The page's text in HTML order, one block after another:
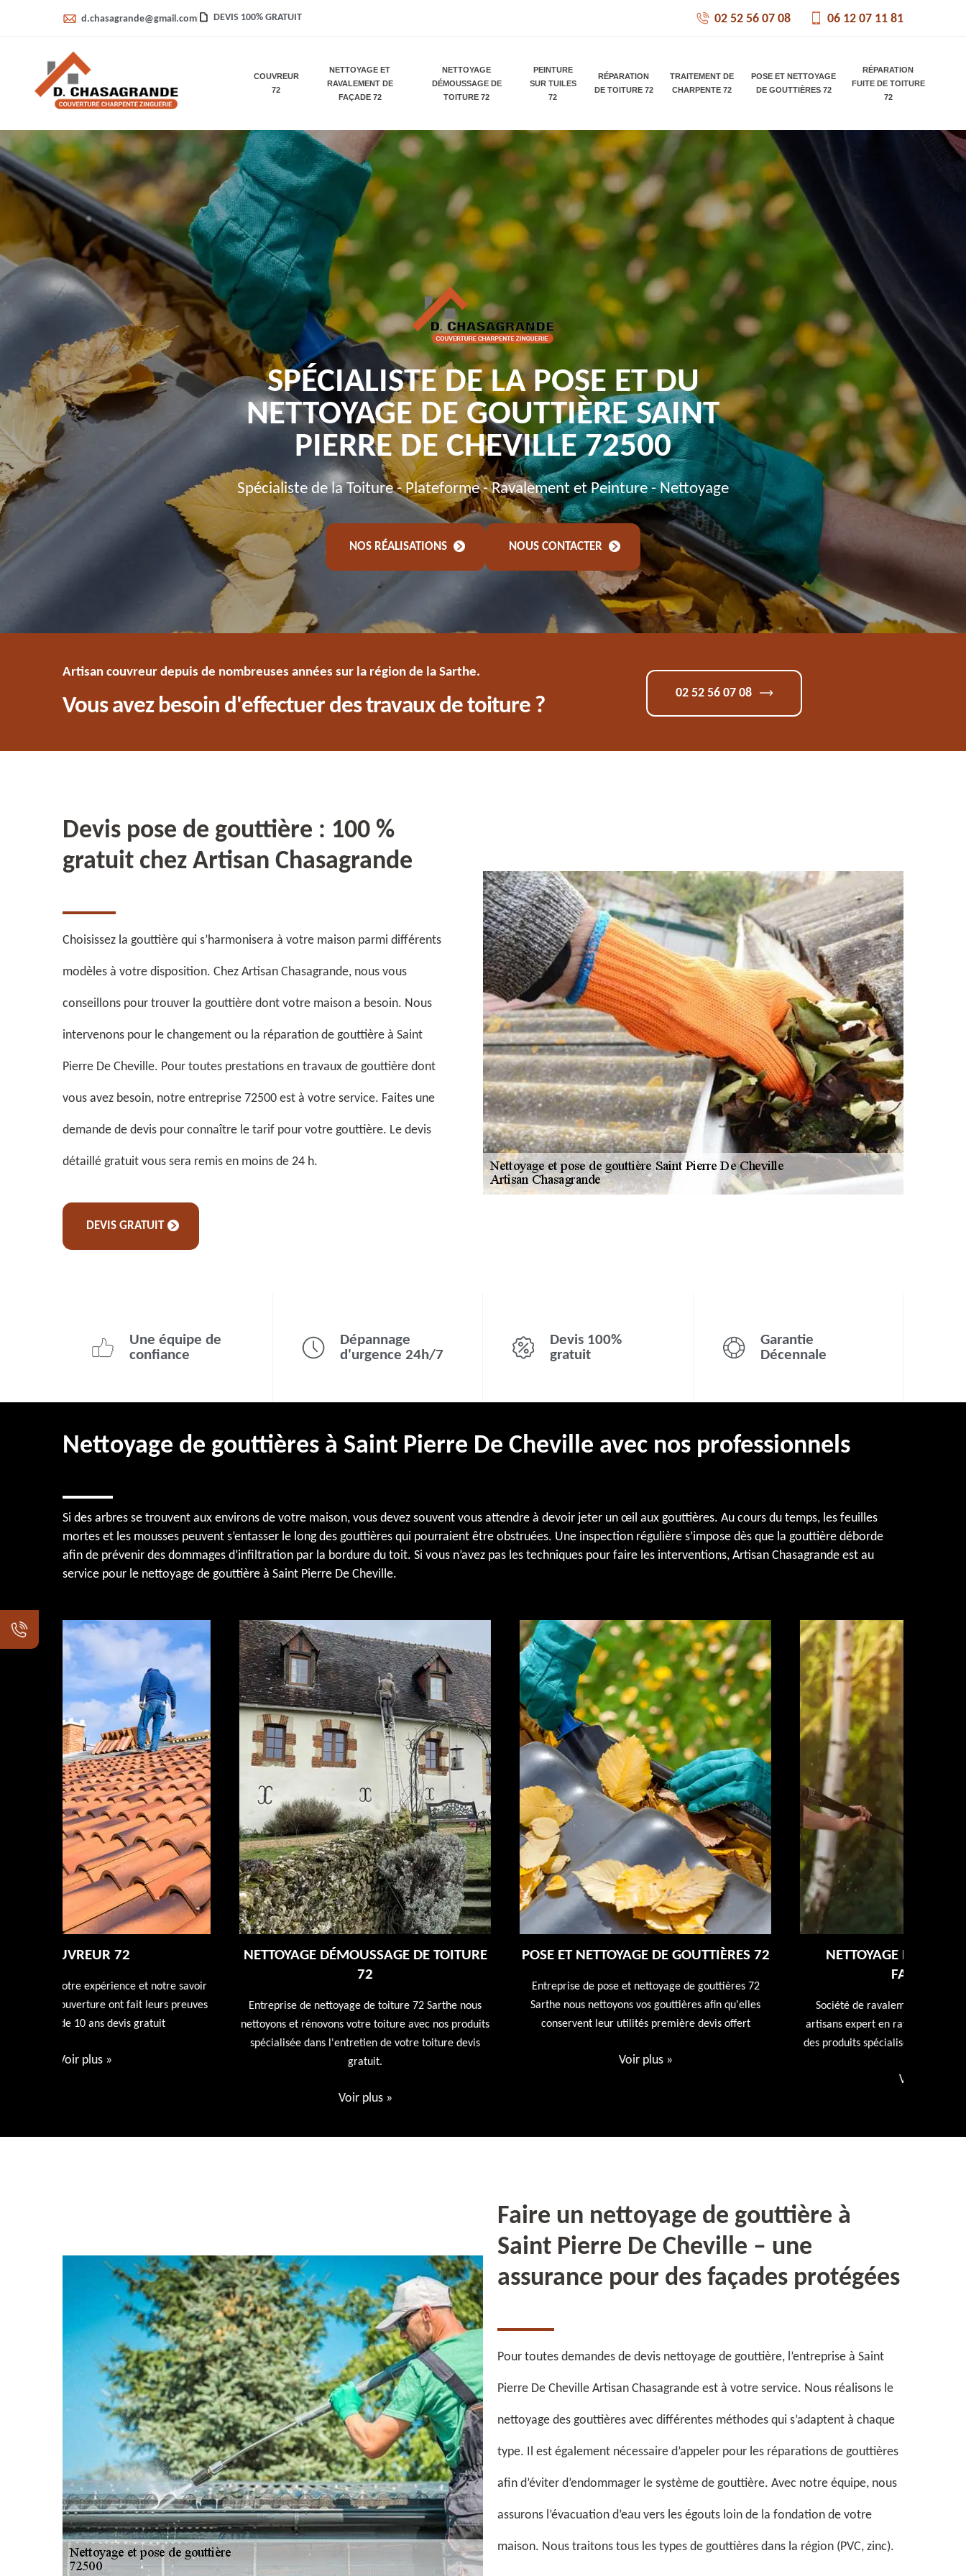
d.chasagrande@gmail.com DEVIS 100% GRATUIT 02 52 56 07 08 06 12 07 11 81
COUVREUR
72
NETTOYAGE ET
RAVALEMENT DE
FAÇADE 72
NETTOYAGE
DÉMOUSSAGE DE
TOITURE 72
PEINTURE
SUR TUILES
72
RÉPARATION
DE TOITURE 72
TRAITEMENT DE
CHARPENTE 72
POSE ET NETTOYAGE
DE GOUTTIÈRES 72
RÉPARATION
FUITE DE TOITURE
72
SPÉCIALISTE DE LA POSE ET DU
NETTOYAGE DE GOUTTIÈRE SAINT
PIERRE DE CHEVILLE 72500
Spécialiste de la Toiture - Plateforme - Ravalement et Peinture - Nettoyage
NOS RÉALISATIONS NOUS CONTACTER
Artisan couvreur depuis de nombreuses années sur la région de la Sarthe.
Vous avez besoin d'effectuer des travaux de toiture ?
02 52 56 07 08
Devis pose de gouttière : 100 %
gratuit chez Artisan Chasagrande
Choisissez la gouttière qui s’harmonisera à votre maison parmi différents
modèles à votre disposition. Chez Artisan Chasagrande, nous vous
conseillons pour trouver la gouttière dont votre maison a besoin. Nous
intervenons pour le changement ou la réparation de gouttière à Saint
Pierre De Cheville. Pour toutes prestations en travaux de gouttière dont
vous avez besoin, notre entreprise 72500 est à votre service. Faites une
demande de devis pour connaître le tarif pour votre gouttière. Le devis
détaillé gratuit vous sera remis en moins de 24 h.
DEVIS GRATUIT
Une équipe de
confiance
Dépannage
d'urgence 24h/7
Devis 100%
gratuit
Garantie
Décennale
Nettoyage de gouttières à Saint Pierre De Cheville avec nos professionnels
Si des arbres se trouvent aux environs de votre maison, vous devez souvent vous attendre à devoir jeter un œil aux gouttières. Au cours du temps, les feuilles
mortes et les mousses peuvent s’entasser le long des gouttières qui pourraient être obstruées. Une inspection régulière s’impose dès que la gouttière déborde
afin de prévenir des dommages d’infiltration par la bordure du toit. Si vous n’avez pas les techniques pour faire les interventions, Artisan Chasagrande est au
service pour le nettoyage de gouttière à Saint Pierre De Cheville.
NETTOYAGE DÉMOUSSAGE DE TOITURE
Entreprise de nettoyage de toiture 72 Sarthe nous
nettoyons et rénovons votre toiture avec nos produits
spécialisée dans l'entretien de votre toiture devis
POSE ET NETTOYAGE DE GOUTTIÈRES 72
Entreprise de pose et nettoyage de gouttières 72
Sarthe nous nettoyons vos gouttières afin qu'elles
conservent leur utilités première devis offert
NETTOYAGE ET RAVALEMENT DE
Société de ravalement de façade 72 Sarthe nos
artisans expert en ravalement de façade utiliseront
des produits spécialisés. Devis et déplacement offert
Faire un nettoyage de gouttière à
Saint Pierre De Cheville – une
assurance pour des façades protégées
Pour toutes demandes de devis nettoyage de gouttière, l’entreprise à Saint
Pierre De Cheville Artisan Chasagrande est à votre service. Nous réalisons le
nettoyage des gouttières avec différentes méthodes qui s’adaptent à chaque
type. Il est également nécessaire d’appeler pour les réparations de gouttières
afin d’éviter d’endommager le système de gouttière. Avec notre équipe, nous
assurons l’évacuation d’eau vers les égouts loin de la fondation de votre
maison. Nous traitons tous les types de gouttières dans la région (PVC, zinc).